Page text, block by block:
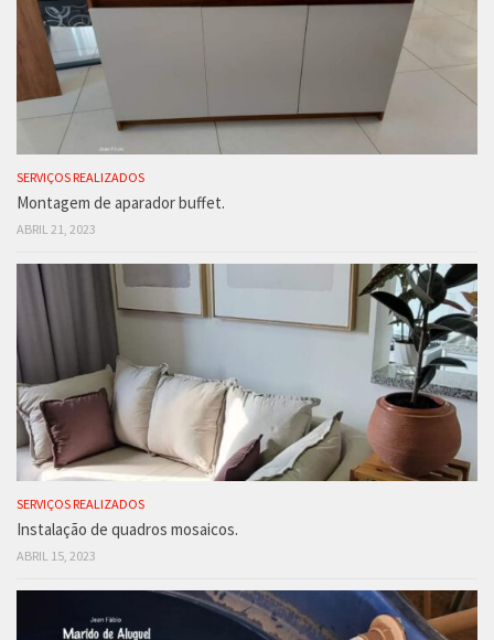
SERVIÇOS REALIZADOS
Montagem de aparador buffet.
ABRIL 21, 2023
SERVIÇOS REALIZADOS
Instalação de quadros mosaicos.
ABRIL 15, 2023